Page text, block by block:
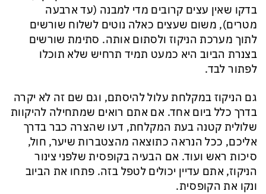
בדקו שאין עצים קרובים מדי למבנה (עד ארבעה
מטרים), משום שעצים כאלה נוטים לשלוח שורשים
לתוך מערכת הניקוז ולסתום אותה. סתימת שורשים
בצנרת הביוב היא כמעט תמיד תרחיש שלא תוכלו
לפתור לבד.
גם הניקוז במקלחת עלול להיסתם, וגם שם זה לא יקרה
בדרך כלל ביום אחד. אם אתם רואים שמתחילה להיקוות
שלולית קטנה בעת המקלחת, דעו שהצרה כבר בדרך
אליכם, ככל הנראה כתוצאה מהצטברות שיער, חול,
סיכות ראש ועוד. אם הבעיה בקופסית שלפני צינור
הניקוז, אתם עדיין יכולים לטפל בזה. פתחו את הביוב
ונקו את הקופסית.